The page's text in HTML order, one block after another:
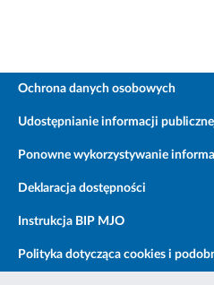
Ochrona danych osobowych
Udostępnianie informacji
Ponowne wykorzystywanie
Deklaracja dostępności
Instrukcja BIP MJO
Polityka dotycząca cookies i